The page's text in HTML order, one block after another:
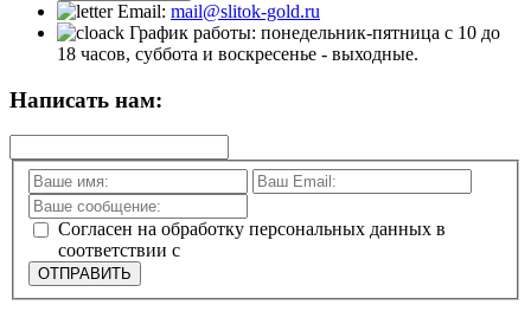
Email: mail@slitok-gold.ru
График работы: понедельник-пятница с 10 до
18 часов, суббота и воскресенье - выходные.
Написать нам:
Согласен на обработку персональных данных в
соответствии с
ОТПРАВИТЬ